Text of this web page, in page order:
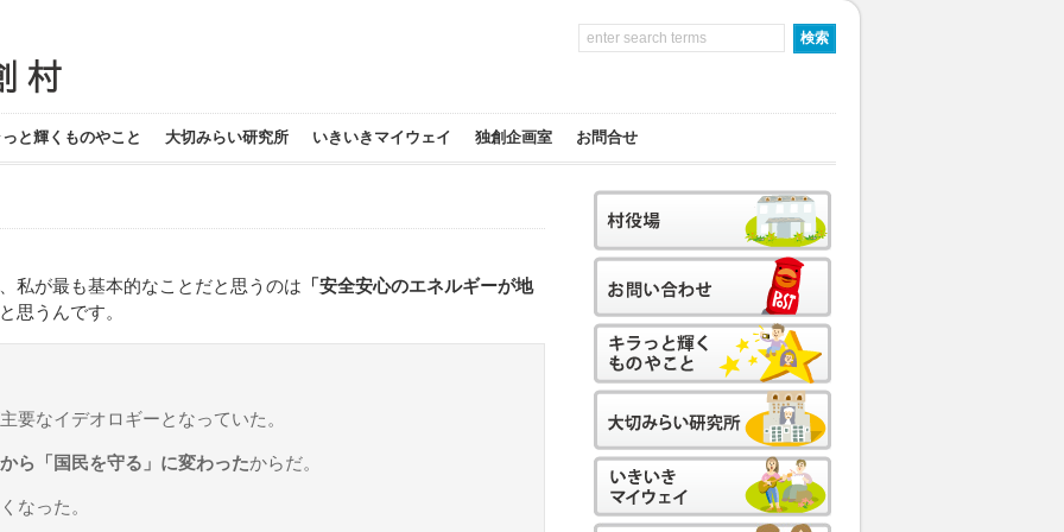
と輝くものやこと 大切みらい研究所 いきいきマイウェイ 独創企画室 お問合せ
私が最も基本的なことだと思うのは 「安全安心のエネルギーが地
思うんです。
要なイデオロギーとなっていた。
ら「国民を守る」に変わったからだ。
なった。